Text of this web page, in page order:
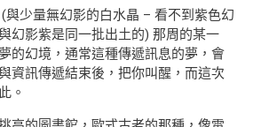
與少量無幻影的白水晶 – 看不到紫色幻
幻影紫是同一批出土的) 那周的某一
的幻境，通常這種傳遞訊息的夢，會
資訊傳遞結束後，把你叫醒，而這次
。